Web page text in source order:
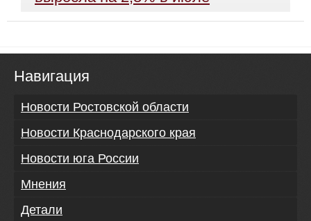
Навигация
Новости Ростовской области
Новости Краснодарского края
Новости юга России
Мнения
Детали